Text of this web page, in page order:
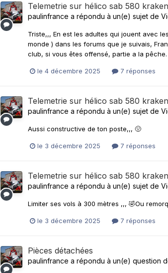
Telemetrie sur hélico sab 580 kraken
paulinfrance a répondu à un(e) sujet de
Triste,,, En est les adultes qui jouent avec
monde ) dans les forums que je suivais,
club, si vous êtes offensé, partie a la pêche.
le 4 décembre 2025 7 réponses
Telemetrie sur hélico sab 580 kraken
paulinfrance a répondu à un(e) sujet de
Aussi constructive de ton poste,,, 🤢
le 3 décembre 2025 7 réponses
Telemetrie sur hélico sab 580 kraken
paulinfrance a répondu à un(e) sujet de
Limiter ses vols à 300 mètres ,,, 🤣Ou
le 3 décembre 2025 7 réponses
Pièces détachées
paulinfrance a répondu à un(e) question